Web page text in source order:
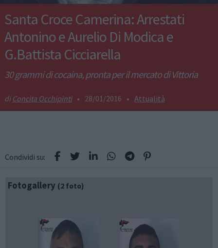
Santa Croce Camerina: Arrestati
Antonino e Aurelio Di Modica e
G.Battista Cicciarella
30 grammi di cocaina, pronta per il mercato di Vittoria
Concita Occhipinti • 28/01/2016 • Attualità
Condividi su:
Fotogallery (2 foto)